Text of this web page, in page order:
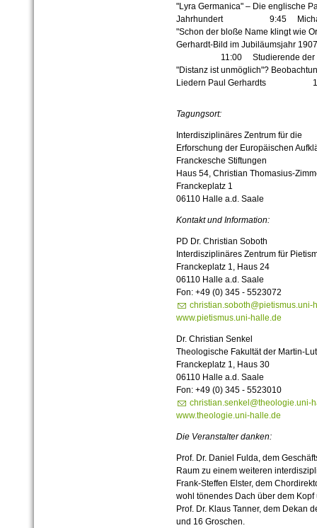
"Lyra Germanica" – Die englische
Jahrhundert 9:45 Michael
"Schon der bloße Name klingt wie
Gerhardt-Bild im
11:00 Studierende der
"Distanz ist unmöglich"?
Liedern Paul Gerhardts
Tagungsort:
Interdisziplinäres Zentrum für die
Erforschung der Europäischen
Franckesche Stiftungen
Haus 54, Christian Thomasius-
Franckeplatz 1
06110 Halle a.d. Saale
Kontakt und Information:
PD Dr. Christian Soboth
Interdisziplinäres Zentrum für
Franckeplatz 1, Haus 24
06110 Halle a.d. Saale
Fon: +49 (0) 345 - 5523072
christian.soboth@pietismus.uni-
www.pietismus.uni-halle.de
Dr. Christian Senkel
Theologische Fakultät der Martin-
Franckeplatz 1, Haus 30
06110 Halle a.d. Saale
Fon: +49 (0) 345 - 5523010
christian.senkel@theologie.uni-
www.theologie.uni-halle.de
Die Veranstalter danken:
Prof. Dr. Daniel Fulda, dem
Raum zu einem weiteren
Frank-Steffen Elster, dem
wohl tönendes Dach über dem Kopf
Prof. Dr. Klaus Tanner, dem Dekan
und 16 Groschen.